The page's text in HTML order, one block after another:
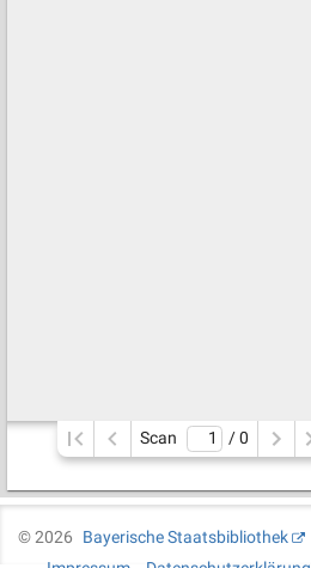
Scan / 0
©2026
Bayerische Staatsbibliothek